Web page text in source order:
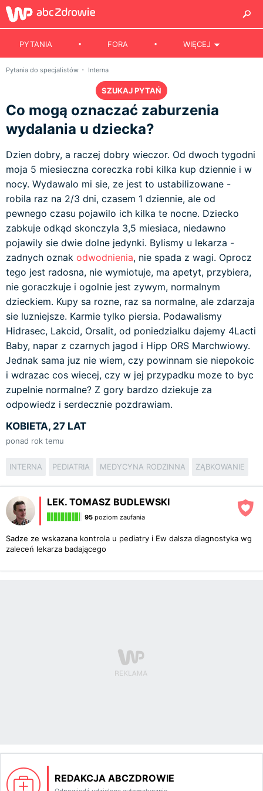
PYTANIA FORA WIĘCEJ
Pytania do specjalistów Interna
SZUKAJ PYTAŃ
Co mogą oznaczać zaburzenia
wydalania u dziecka?
Dzien dobry, a raczej dobry wieczor. Od dwoch tygodni
moja 5 miesieczna coreczka robi kilka kup dziennie i w
nocy. Wydawalo mi sie, ze jest to ustabilizowane -
robila raz na 2/3 dni, czasem 1 dziennie, ale od
pewnego czasu pojawilo ich kilka te nocne. Dziecko
zabkuje odkąd skonczyla 3,5 miesiaca, niedawno
pojawily sie dwie dolne jedynki. Bylismy u lekarza -
zadnych oznak odwodnienia, nie spada z wagi. Oprocz
tego jest radosna, nie wymiotuje, ma apetyt, przybiera,
nie goraczkuje i ogolnie jest zywym, normalnym
dzieckiem. Kupy sa rozne, raz sa normalne, ale zdarzaja
sie luzniejsze. Karmie tylko piersia. Podawalismy
Hidrasec, Lakcid, Orsalit, od poniedzialku dajemy 4Lacti
Baby, napar z czarnych jagod i Hipp ORS Marchwiowy.
Jednak sama juz nie wiem, czy powinnam sie niepokoic
i wdrazac cos wiecej, czy w jej przypadku moze to byc
zupelnie normalne? Z gory bardzo dziekuje za
odpowiedz i serdecznie pozdrawiam.
KOBIETA, 27 LAT
ponad rok temu
INTERNA PEDIATRIA MEDYCYNA RODZINNA ZĄBKOWANIE
LEK. TOMASZ BUDLEWSKI
95 poziom zaufania
Sadze ze wskazana kontrola u pediatry i Ew dalsza diagnostyka wg
zaleceń lekarza badającego
REDAKCJA ABCZDROWIE